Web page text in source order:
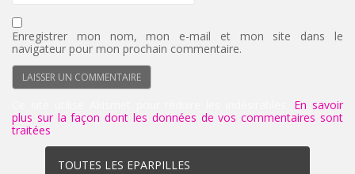
Enregistrer mon nom, mon e-mail et mon site dans le
navigateur pour mon prochain commentaire.
En savoir
plus sur la façon dont les données de vos commentaires sont
traitées
TOUTES LES EPARPILLES